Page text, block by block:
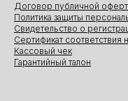
Договор публичной
Политика защиты
Свидетельство о
Сертификат соответствия
Кассовый чек
Гарантийный талон